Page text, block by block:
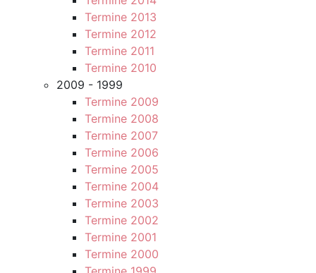
Termine 2013
Termine 2012
Termine 2011
Termine 2010
2009 - 1999
Termine 2009
Termine 2008
Termine 2007
Termine 2006
Termine 2005
Termine 2004
Termine 2003
Termine 2002
Termine 2001
Termine 2000